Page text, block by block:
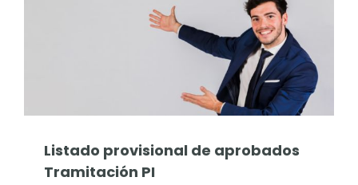
Listado provisional de aprobados
Tramitación PI